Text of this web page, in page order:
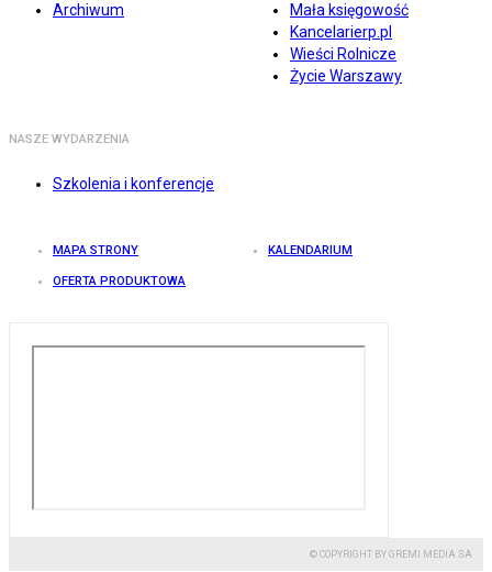
Archiwum
Mała księgowość
Kancelarierp.pl
Wieści Rolnicze
Życie Warszawy
NASZE WYDARZENIA
Szkolenia i konferencje
MAPA STRONY KALENDARIUM
OFERTA PRODUKTOWA
© COPYRIGHT BY GREMI MEDIA SA